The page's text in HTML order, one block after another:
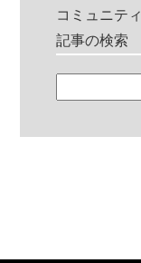
コミュニティ
記事の検索